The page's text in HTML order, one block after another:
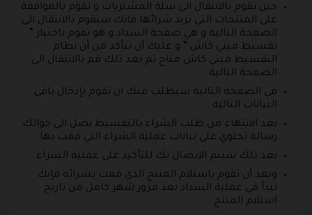
حين تقوم بالانتقال الى سلة المشتريات و تقوم بالموافقة
على المنتجات التي تريد شرائها فانك ستقوم بالانتقال الى
الصفحة التالية و هي صفحة السداد و هو تقوم باختيار ”
تقسيط ميني كاش ” و عليك أن تتأكد من أن نظام
التقسيط ميني كاش متاح ثم بعد ذلك قم بالانتقال الى
الصفحة التالية .
في الصفحة التالية سيطلب منك ان تقوم بإدخال باقي
البيانات التالية .
بعد الانتهاء من طلب الشراء بالتقسيط يصل الى جوالك
رسالة تحتوي على بيانات عملية الشراء التي قمت بها .
بعد ذلك سيتم الاتصال بك للتأكيد على عملية الشراء .
وبعد أن تقوم باستلام المنتج الذي قمت بشرائه فإنك
تبدأ في عملية السداد بعد مرور شهر كامل من تاريخ
استلام المنتج .